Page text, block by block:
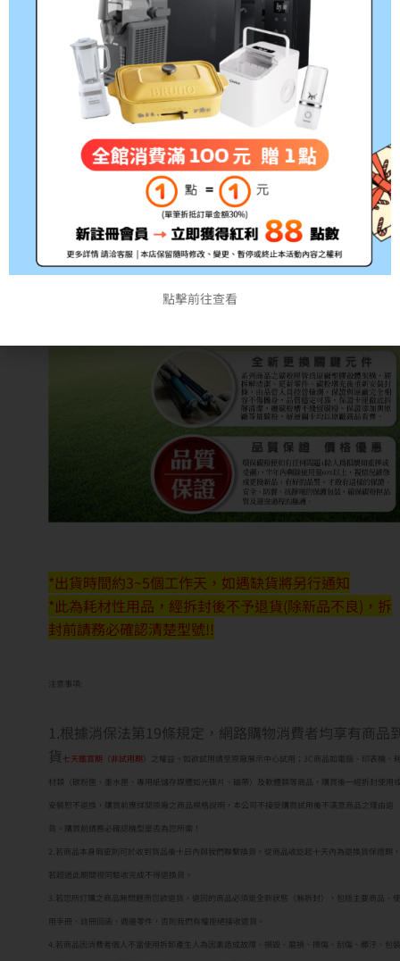
雷射印表機
參考印量:6,000張 備註:所有的印量均是在
*出貨時間約3~5個工作天，如遇缺貨將另行通知
*此為耗材性用品，經拆封後不予退貨(除新品不良)，拆
封前請務必確認清楚型號!!
注意事項:
1.根據消保法第19條規定，網路購物消費者均享有商品
貨 七天鑑賞期（非試用期）
之權益。如欲試用請至原廠展示中心試用；3C商品如電腦、印表機、
材類（碳粉匣、墨水匣、專用紙儲存媒體如光碟片、磁帶）及軟體類等商品，購買後一經拆封使用
安裝恕不退換，購買前應詳閱原廠之商品規格說明，本公司不接受購買試用後不滿意商品之理由退
貨。購買前請務必確認機型是否為您所需！
2.若商品本身瑕疵則可於收到貨品後十日內與我們聯繫換貨。從商品收訖起十天內為退換貨保證期，
若超過此期間視同驗收完成不得退換貨。
3.若您所訂購之商品無問題而您欲退貨，退回的商品必須是全新狀態（無拆封），包括主要商品、使
用手冊、註冊回函、週邊零件，否則我們有權拒絕接收退貨。
4.若商品因消費者個人不當使用拆卸產生人為因素造成故障、損毀、磨損、擦傷、刮傷、髒汙、包裝
點擊前往查看